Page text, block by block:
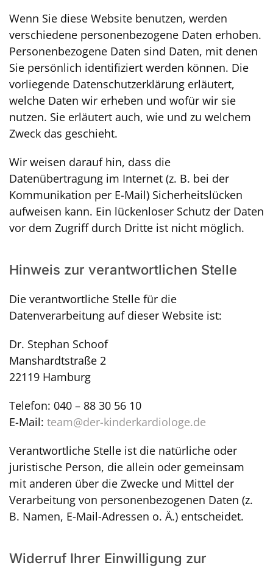
Wenn Sie diese Website benutzen, werden
verschiedene personenbezogene Daten erhoben.
Personenbezogene Daten sind Daten, mit denen
Sie persönlich identifiziert werden können. Die
vorliegende Datenschutzerklärung erläutert,
welche Daten wir erheben und wofür wir sie
nutzen. Sie erläutert auch, wie und zu welchem
Zweck das geschieht.
Wir weisen darauf hin, dass die
Datenübertragung im Internet (z. B. bei der
Kommunikation per E-Mail) Sicherheitslücken
aufweisen kann. Ein lückenloser Schutz der Daten
vor dem Zugriff durch Dritte ist nicht möglich.
Hinweis zur verantwortlichen Stelle
Die verantwortliche Stelle für die
Datenverarbeitung auf dieser Website ist:
Dr. Stephan Schoof
Manshardtstraße 2
22119 Hamburg
Telefon: 040 – 88 30 56 10
E-Mail: team@der-kinderkardiologe.de
Verantwortliche Stelle ist die natürliche oder
juristische Person, die allein oder gemeinsam
mit anderen über die Zwecke und Mittel der
Verarbeitung von personenbezogenen Daten (z.
B. Namen, E-Mail-Adressen o. Ä.) entscheidet.
Widerruf Ihrer Einwilligung zur